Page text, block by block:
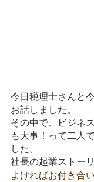
今日税理士さんと
お話しました。
その中で、ビジネ
も大事！って二人
した。
社長の起業ストー
よければお付き合